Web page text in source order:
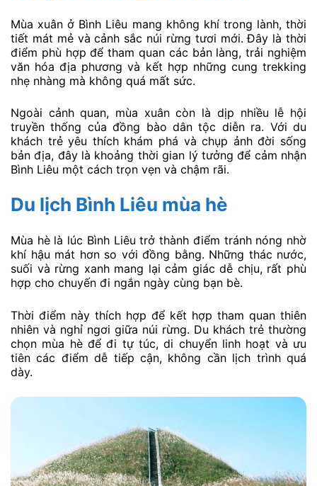
Mùa xuân ở Bình Liêu mang không khí trong lành, thời
tiết mát mẻ và cảnh sắc núi rừng tươi mới. Đây là thời
điểm phù hợp để tham quan các bản làng, trải nghiệm
văn hóa địa phương và kết hợp những cung trekking
nhẹ nhàng mà không quá mất sức.
Ngoài cảnh quan, mùa xuân còn là dịp nhiều lễ hội
truyền thống của đồng bào dân tộc diễn ra. Với du
khách trẻ yêu thích khám phá và chụp ảnh đời sống
bản địa, đây là khoảng thời gian lý tưởng để cảm nhận
Bình Liêu một cách trọn vẹn và chậm rãi.
Du lịch Bình Liêu mùa hè
Mùa hè là lúc Bình Liêu trở thành điểm tránh nóng nhờ
khí hậu mát hơn so với đồng bằng. Những thác nước,
suối và rừng xanh mang lại cảm giác dễ chịu, rất phù
hợp cho chuyến đi ngắn ngày cùng bạn bè.
Thời điểm này thích hợp để kết hợp tham quan thiên
nhiên và nghỉ ngơi giữa núi rừng. Du khách trẻ thường
chọn mùa hè để đi tự túc, di chuyển linh hoạt và ưu
tiên các điểm dễ tiếp cận, không cần lịch trình quá
dày.